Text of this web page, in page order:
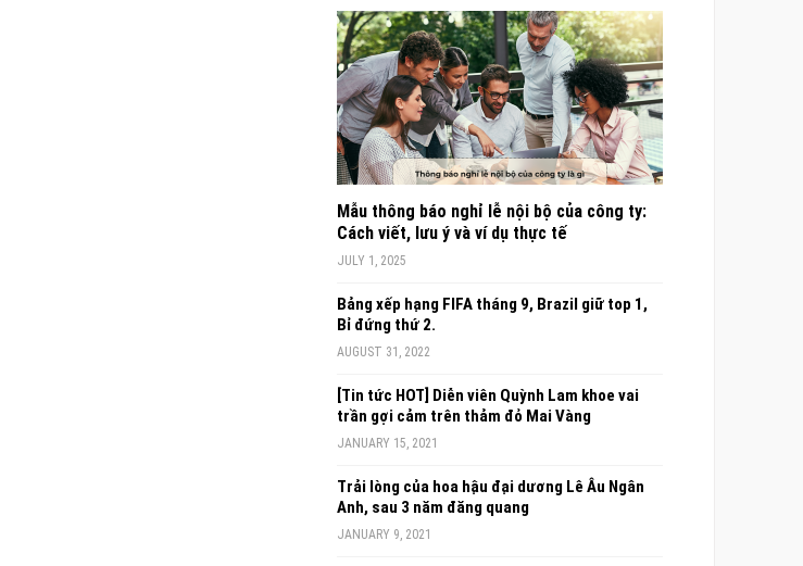
Mẫu thông báo nghỉ lễ nội bộ của công ty:
Cách viết, lưu ý và ví dụ thực tế
JULY 1, 2025
Bảng xếp hạng FIFA tháng 9, Brazil giữ top 1,
Bỉ đứng thứ 2.
AUGUST 31, 2022
[Tin tức HOT] Diễn viên Quỳnh Lam khoe vai
trần gợi cảm trên thảm đỏ Mai Vàng
JANUARY 15, 2021
Trải lòng của hoa hậu đại dương Lê Âu Ngân
Anh, sau 3 năm đăng quang
JANUARY 9, 2021